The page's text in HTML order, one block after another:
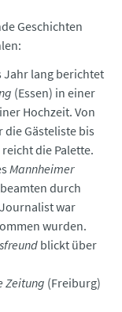
Geschichten
Jahr lang berichtet
(Essen) in einer
Hochzeit. Von
Gästeliste bis
die Palette.
Mannheimer
durch
war
wurden.
blickt über
Zeitung (Freiburg)